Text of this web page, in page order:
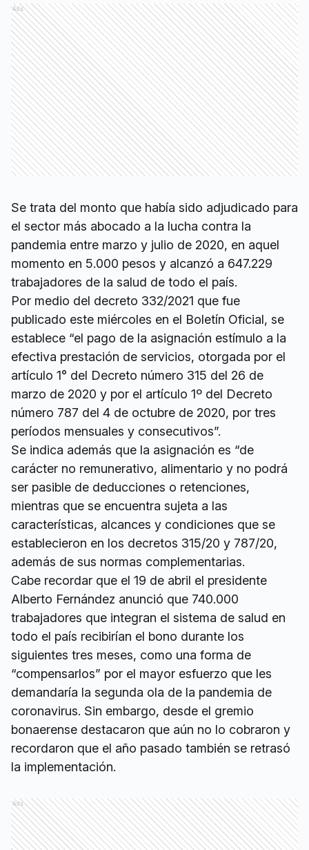
Ads
Se trata del monto que había sido adjudicado para
el sector más abocado a la lucha contra la
pandemia entre marzo y julio de 2020, en aquel
momento en 5.000 pesos y alcanzó a 647.229
trabajadores de la salud de todo el país.
Por medio del decreto 332/2021 que fue
publicado este miércoles en el Boletín Oficial, se
establece “el pago de la asignación estímulo a la
efectiva prestación de servicios, otorgada por el
artículo 1° del Decreto número 315 del 26 de
marzo de 2020 y por el artículo 1º del Decreto
número 787 del 4 de octubre de 2020, por tres
períodos mensuales y consecutivos”.
Se indica además que la asignación es “de
carácter no remunerativo, alimentario y no podrá
ser pasible de deducciones o retenciones,
mientras que se encuentra sujeta a las
características, alcances y condiciones que se
establecieron en los decretos 315/20 y 787/20,
además de sus normas complementarias.
Cabe recordar que el 19 de abril el presidente
Alberto Fernández anunció que 740.000
trabajadores que integran el sistema de salud en
todo el país recibirían el bono durante los
siguientes tres meses, como una forma de
“compensarlos” por el mayor esfuerzo que les
demandaría la segunda ola de la pandemia de
coronavirus. Sin embargo, desde el gremio
bonaerense destacaron que aún no lo cobraron y
recordaron que el año pasado también se retrasó
la implementación.
Ads